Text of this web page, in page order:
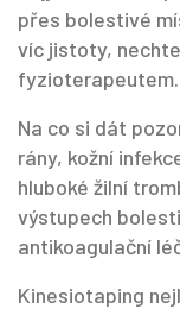
přes bolestivé
víc jistoty,
fyzioterapeutem.
Na co si dát
rány, kožní
hluboké žilní
výstupech
antikoagulační
Kinesiotaping